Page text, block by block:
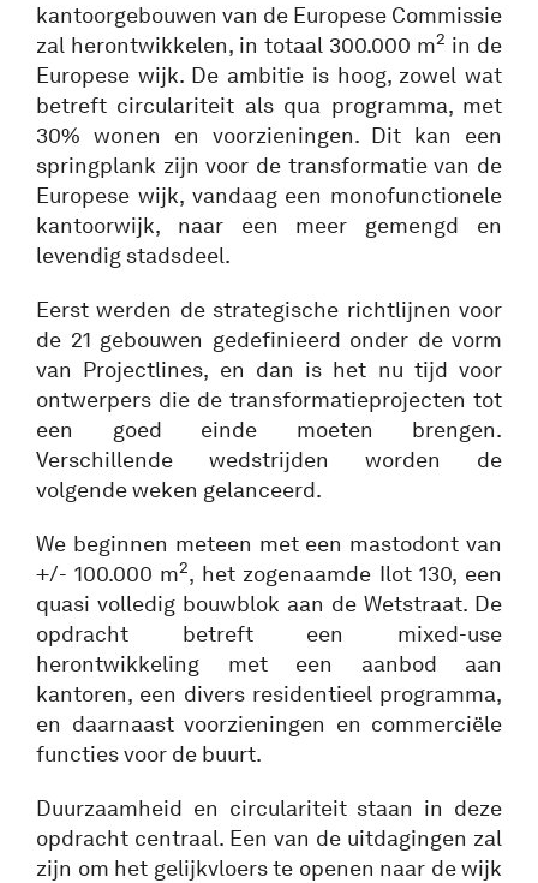
kantoorgebouwen van de Europese Commissie
zal herontwikkelen, in totaal 300.000 m2 in de
Europese wijk. De ambitie is hoog, zowel wat
betreft circulariteit als qua programma, met
30% wonen en voorzieningen. Dit kan een
springplank zijn voor de transformatie van de
Europese wijk, vandaag een monofunctionele
kantoorwijk, naar een meer gemengd en
levendig stadsdeel.
Eerst werden de strategische richtlijnen voor
de 21 gebouwen gedefinieerd onder de vorm
van Projectlines, en dan is het nu tijd voor
ontwerpers die de transformatieprojecten tot
een goed einde moeten brengen.
Verschillende wedstrijden worden de
volgende weken gelanceerd.
We beginnen meteen met een mastodont van
+/- 100.000 m2, het zogenaamde Ilot 130, een
quasi volledig bouwblok aan de Wetstraat. De
opdracht betreft een mixed-use
herontwikkeling met een aanbod aan
kantoren, een divers residentieel programma,
en daarnaast voorzieningen en commerciële
functies voor de buurt.
Duurzaamheid en circulariteit staan in deze
opdracht centraal. Een van de uitdagingen zal
zijn om het gelijkvloers te openen naar de wijk